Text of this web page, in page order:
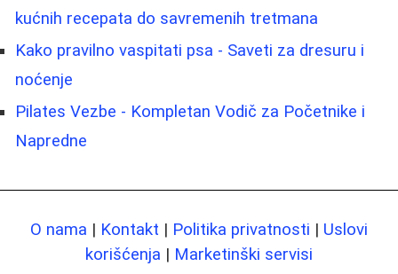
kućnih recepata do savremenih tretmana
Kako pravilno vaspitati psa - Saveti za dresuru i
noćenje
Pilates Vezbe - Kompletan Vodič za Početnike i
Napredne
O nama | Kontakt | Politika privatnosti | Uslovi
korišćenja | Marketinški servisi